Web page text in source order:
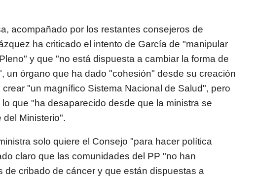
acompañado por los restantes consejeros de
ha criticado el intento de García de "manipular
y que "no está dispuesta a cambiar la forma de
un órgano que ha dado "cohesión" desde su creación
"un magnífico Sistema Nacional de Salud", pero
que "ha desaparecido desde que la ministra se
del Ministerio".
solo quiere el Consejo "para hacer política
claro que las comunidades del PP "no han
de cribado de cáncer y que están dispuestas a